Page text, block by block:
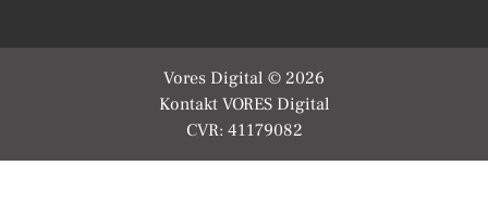
Vores Digital © 2026
Kontakt VORES Digital
CVR: 41179082